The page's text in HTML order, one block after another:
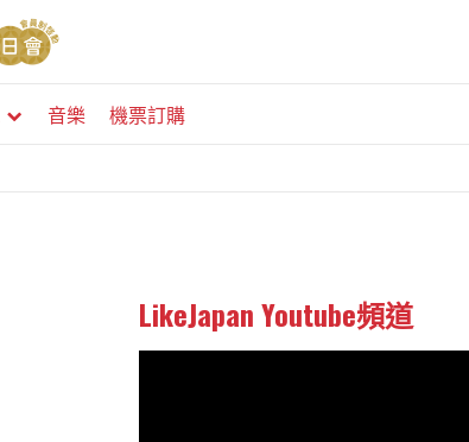
音樂 機票訂購
LikeJapan Youtube頻道